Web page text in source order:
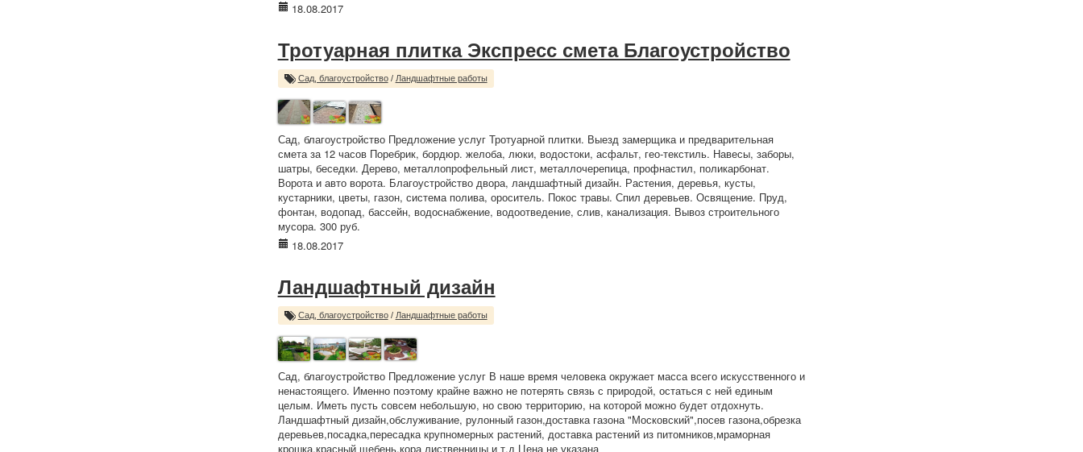
18.08.2017
Тротуарная плитка Экспресс смета Благоустройство
Сад, благоустройство/ Ландшафтные работы
Сад, благоустройство Предложение услуг Тротуарной плитки. Выезд замерщика и предварительная
смета за 12 часов Поребрик, бордюр. желоба, люки, водостоки, асфальт, гео-текстиль. Навесы, заборы,
шатры, беседки. Дерево, металлопрофельный лист, металлочерепица, профнастил, поликарбонат.
Ворота и авто ворота. Благоустройство двора, ландшафтный дизайн. Растения, деревья, кусты,
кустарники, цветы, газон, система полива, ороситель. Покос травы. Спил деревьев. Освящение. Пруд,
фонтан, водопад, бассейн, водоснабжение, водоотведение, слив, канализация. Вывоз строительного
мусора. 300 руб.
18.08.2017
Ландшафтный дизайн
Сад, благоустройство/ Ландшафтные работы
Сад, благоустройство Предложение услуг В наше время человека окружает масса всего искусственного и
ненастоящего. Именно поэтому крайне важно не потерять связь с природой, остаться с ней единым
целым. Иметь пусть совсем небольшую, но свою территорию, на которой можно будет отдохнуть.
Ландшафтный дизайн,обслуживание, рулонный газон,доставка газона "Московский",посев газона,обрезка
деревьев,посадка,пересадка крупномерных растений, доставка растений из питомников,мраморная
крошка,красный щебень,кора лиственницы и т.д Цена не указана